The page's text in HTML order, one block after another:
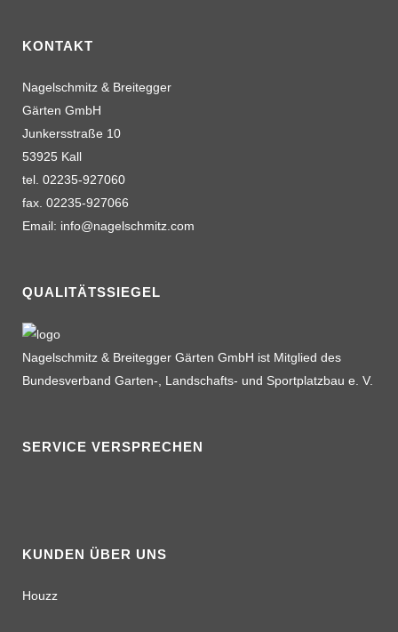
KONTAKT
Nagelschmitz & Breitegger
Gärten GmbH
Junkersstraße 10
53925 Kall
tel. 02235-927060
fax. 02235-927066
Email: info@nagelschmitz.com
QUALITÄTSSIEGEL
Nagelschmitz & Breitegger Gärten GmbH ist Mitglied des
Bundesverband Garten-, Landschafts- und Sportplatzbau e. V.
SERVICE VERSPRECHEN
KUNDEN ÜBER UNS
Houzz